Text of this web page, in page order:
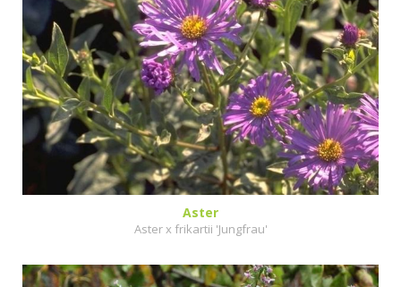
Aster
Aster x frikartii 'Jungfrau'